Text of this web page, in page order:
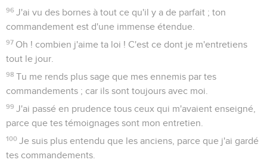
96 J'ai vu des bornes à tout ce qu'il y a de parfait ; ton
commandement est d'une immense étendue.
97 Oh ! combien j'aime ta loi ! C'est ce dont je m'entretiens
tout le jour.
98 Tu me rends plus sage que mes ennemis par tes
commandements ; car ils sont toujours avec moi.
99 J'ai passé en prudence tous ceux qui m'avaient enseigné,
parce que tes témoignages sont mon entretien.
100 Je suis plus entendu que les anciens, parce que j'ai gardé
tes commandements.